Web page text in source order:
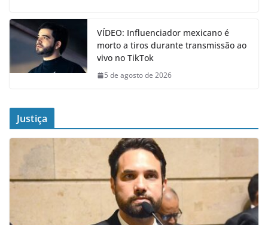
VÍDEO: Influenciador mexicano é
morto a tiros durante transmissão ao
vivo no TikTok
5 de agosto de 2026
Justiça